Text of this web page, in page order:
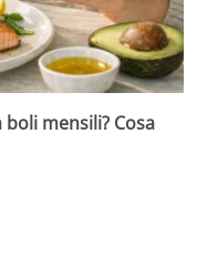
mensili? Cosa